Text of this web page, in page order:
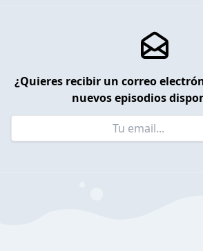
¿Quieres recibir un correo
nuevos episodios